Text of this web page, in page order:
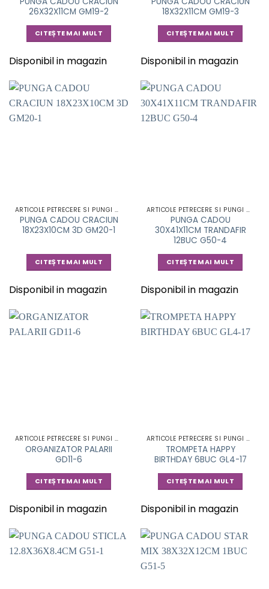
26X32X11CM GM19-2
CITEȘTE MAI MULT
Disponibil in magazin
18X32X11CM GM19-3
CITEȘTE MAI MULT
Disponibil in magazin
ARTICOLE PETRECERE SI PUNGI CADOU
PUNGA CADOU CRACIUN
18X23X10CM 3D GM20-1
CITEȘTE MAI MULT
Disponibil in magazin
ARTICOLE PETRECERE SI PUNGI CADOU
PUNGA CADOU
30X41X11CM TRANDAFIR
12BUC G50-4
CITEȘTE MAI MULT
Disponibil in magazin
ARTICOLE PETRECERE SI PUNGI CADOU
ORGANIZATOR PALARII
GD11-6
CITEȘTE MAI MULT
Disponibil in magazin
ARTICOLE PETRECERE SI PUNGI CADOU
TROMPETA HAPPY
BIRTHDAY 6BUC GL4-17
CITEȘTE MAI MULT
Disponibil in magazin